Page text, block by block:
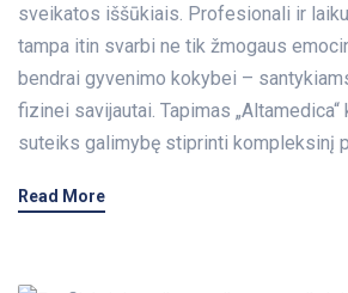
sveikatos iššūkiais. Profesionali ir
tampa itin svarbi ne tik žmogaus
bendrai gyvenimo kokybei –
fizinei savijautai. Tapimas
suteiks galimybę stiprinti kompleksinį
Read More